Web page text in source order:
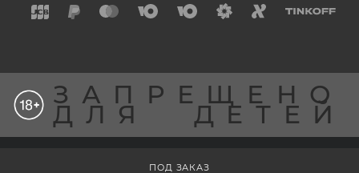
ПОД ЗАКАЗ
ЗАПРЕЩЕНО
ДЛЯ ДЕТЕЙ